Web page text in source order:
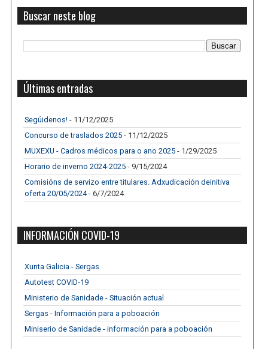
Buscar neste blog
Últimas entradas
Segúidenos! - 11/12/2025
Concurso de traslados 2025 - 11/12/2025
MUXEXU - Cadros médicos para o ano 2025 - 1/29/2025
Horario de inverno 2024-2025 - 9/15/2024
Comisións de servizo entre titulares. Adxudicación deinitiva
oferta 20/05/2024- 6/7/2024
INFORMACIÓN COVID-19
Xunta Galicia - Sergas
Autotest COVID-19
Ministerio de Sanidade - Situación actual
Sergas - Información para a poboación
Miniserio de Sanidade - información para a poboación